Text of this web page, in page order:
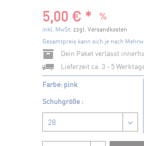
5,00 € *
inkl. MwSt.zzgl. Versandkosten
Gesamtpreis kann sich je nach
Dein Paket verlässt
Lieferzeit ca. 3 - 5
Farbe: pink
Schuhgröße :